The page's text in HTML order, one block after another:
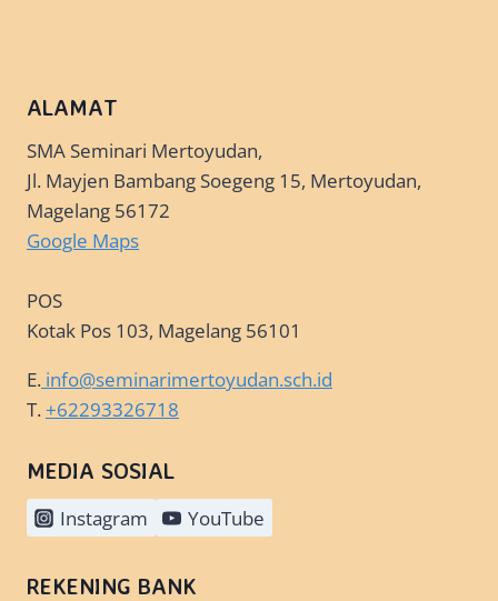
ALAMAT
SMA Seminari Mertoyudan,
Jl. Mayjen Bambang Soegeng 15, Mertoyudan,
Magelang 56172
Google Maps
POS
Kotak Pos 103, Magelang 56101
E. info@seminarimertoyudan.sch.id
T.+62293326718
MEDIA SOSIAL
Instagram YouTube
REKENING BANK